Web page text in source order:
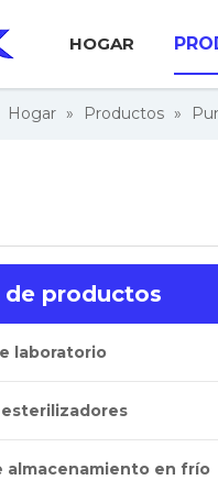
HOGAR
Hogar » Productos »
productos
laboratorio
almacenamiento en frío